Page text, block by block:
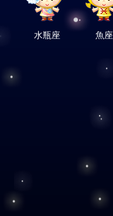
水瓶座 魚座